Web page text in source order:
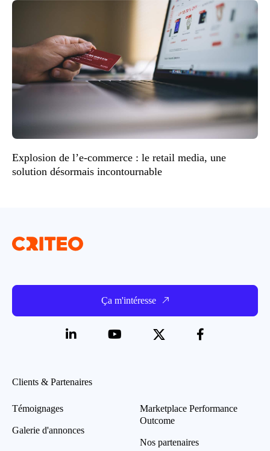
Explosion de l’e-commerce : le retail media, une
solution désormais incontournable
Ça m'intéresse
Clients & Partenaires
Témoignages
Galerie d'annonces
Marketplace Performance
Outcome
Nos partenaires